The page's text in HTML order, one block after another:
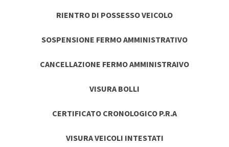
RIENTRO DI POSSESSO VEICOLO
SOSPENSIONE FERMO AMMINISTRATIVO
CANCELLAZIONE FERMO AMMINISTRAIVO
VISURA BOLLI
CERTIFICATO CRONOLOGICO P.R.A
VISURA VEICOLI INTESTATI